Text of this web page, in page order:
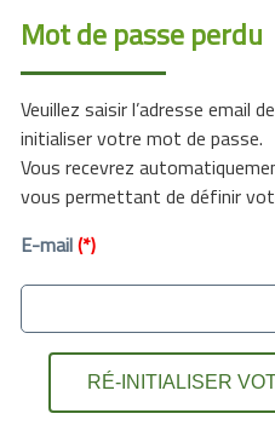
Mot de passe perdu
Veuillez saisir l’adresse email
initialiser votre mot de passe.
Vous recevrez
vous permettant de définir
E-mail(*)